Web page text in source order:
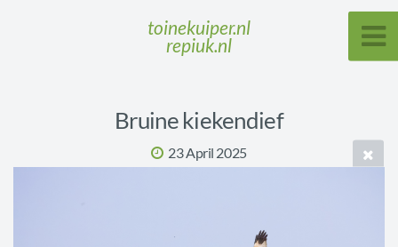
toinekuiper.nl
repiuk.nl
Bruine kiekendief
23 April 2025